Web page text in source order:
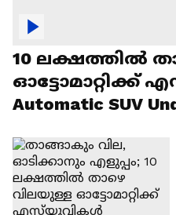
10 ലക്ഷത്തിൽ
Automatic SUV